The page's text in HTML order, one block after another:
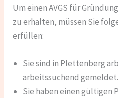
Um einen AVGS für
zu erhalten, müssen Sie
erfüllen:
Sie sind in Plettenberg
arbeitssuchend gemeldet.
Sie haben einen gültigen